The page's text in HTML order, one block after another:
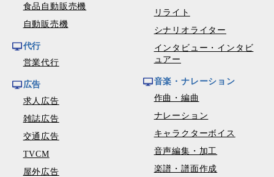
食品自動販売機
自動販売機
代行
営業代行
広告
求人広告
雑誌広告
交通広告
TVCM
屋外広告
リライト
シナリオライター
インタビュー・インタビ
ュアー
音楽・ナレーション
作曲・編曲
ナレーション
キャラクターボイス
音声編集・加工
楽譜・譜面作成